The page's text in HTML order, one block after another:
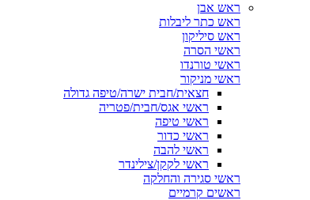
ראש אבן
ראש כתר ליבלות
ראש סיליקון
ראשי הסרה
ראשי טורנדו
ראשי מניקור
חצאית/חבית ישרה/טיפה גדולה
ראשי אגס/חבית/פטריה
ראשי טיפה
ראשי כדור
ראשי להבה
ראשי לקקן/צילינדר
ראשי סגירה והחלקה
ראשים קרמיים